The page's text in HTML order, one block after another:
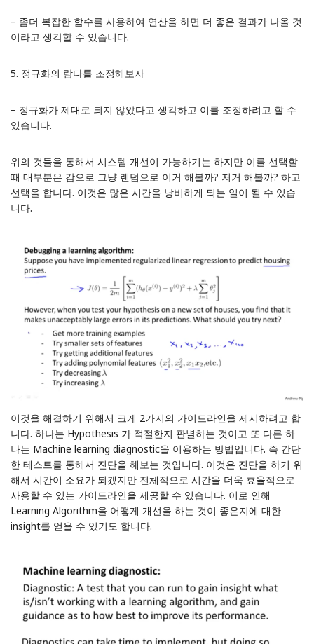
– 좀더 복잡한 함수를 사용하여 연산을 하면 더 좋은 결과가 나올 것
이라고 생각할 수 있습니다.
5. 정규화의 람다를 조정해보자
– 정규화가 제대로 되지 않았다고 생각하고 이를 조정하려고 할 수
있습니다.
위의 것들을 통해서 시스템 개선이 가능하기는 하지만 이를 선택할
때 대부분은 감으로 그냥 랜덤으로 이거 해볼까? 저거 해볼까? 하고
선택을 합니다. 이것은 많은 시간을 낭비하게 되는 일이 될 수 있습
니다.
이것을 해결하기 위해서 크게 2가지의 가이드라인을 제시하려고 합
니다. 하나는 Hypothesis 가 적절한지 판별하는 것이고 또 다른 하
나는 Machine learning diagnostic을 이용하는 방법입니다. 즉 간단
한 테스트를 통해서 진단을 해보는 것입니다. 이것은 진단을 하기 위
해서 시간이 소요가 되겠지만 전체적으로 시간을 더욱 효율적으로
사용할 수 있는 가이드라인을 제공할 수 있습니다. 이로 인해
Learning Algorithm을 어떻게 개선을 하는 것이 좋은지에 대한
insight를 얻을 수 있기도 합니다.